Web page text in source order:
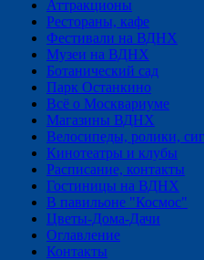
Аттракционы
Рестораны, кафе
Фестивали на ВДНХ
Музеи на ВДНХ
Ботанический сад
Парк Останкино
Всё о Москвариуме
Магазины ВДНХ
Велосипеды, ролики,
Кинотеатры и клубы
Расписание, контакты
Гостиницы на ВДНХ
В павильоне "Космос"
Цветы-Дома-Дачи
Оглавление
Контакты